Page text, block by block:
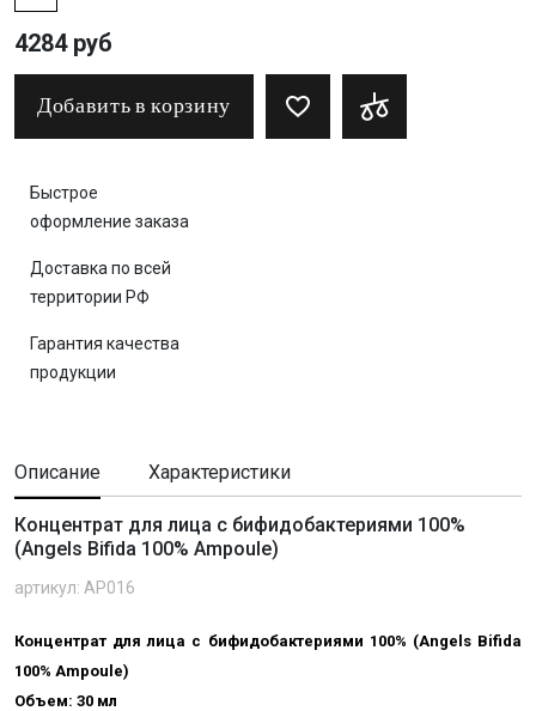
4284 руб
Добавить в корзину
Быстрое
оформление заказа
Доставка по всей
территории РФ
Гарантия качества
продукции
Описание Характеристики
Концентрат для лица с бифидобактериями 100%
(Angels Bifida 100% Ampoule)
артикул: AP016
Концентрат для лица с бифидобактериями 100% (Angels Bifida
100% Ampoule)
Объем: 30 мл